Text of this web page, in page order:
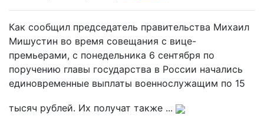
Как сообщил председатель правительства Михаил
Мишустин во время совещания с вице-
премьерами, с понедельника 6 сентября по
поручению главы государства в России начались
единовременные выплаты военнослужащим по 15
тысяч рублей. Их получат также ...